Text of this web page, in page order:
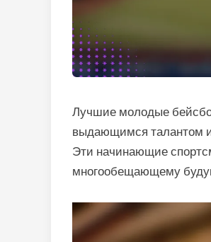
Лучшие молодые
выдающимся талантом и
Эти начинающие
многообещающему